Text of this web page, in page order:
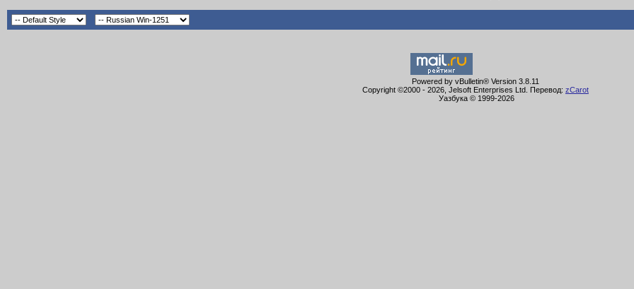
Powered by vBulletin® Version 3.8.11
Copyright ©2000 - 2026, Jelsoft Enterprises Ltd. Перевод: zCarot
Уазбука © 1999-2026